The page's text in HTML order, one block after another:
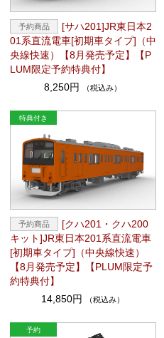
[サハ201]JR東日本2
01系直流電車[初期車タイプ]（中
央線快速）【8月発売予定】【P
LUM限定予約特典付】
8,250円
（税込み）
[クハ201・クハ200
キット]JR東日本201系直流電車
[初期車タイプ]（中央線快速）
【8月発売予定】【PLUM限定予
約特典付】
14,850円
（税込み）